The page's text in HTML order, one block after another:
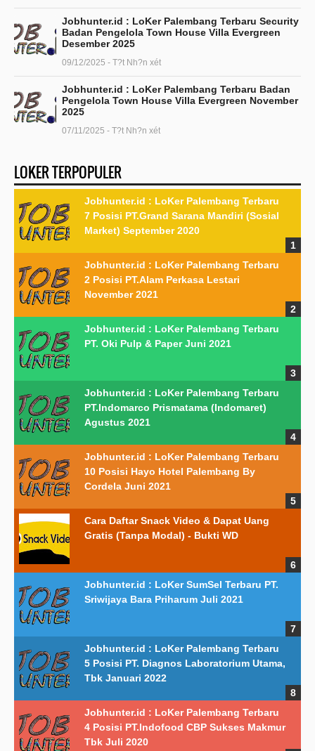
Jobhunter.id : LoKer Palembang Terbaru Security
Badan Pengelola Town House Villa Evergreen
Desember 2025
09/12/2025 - T?t Nh?n xét
Jobhunter.id : LoKer Palembang Terbaru Badan
Pengelola Town House Villa Evergreen November
2025
07/11/2025 - T?t Nh?n xét
LOKER TERPOPULER
Jobhunter.id : LoKer Palembang Terbaru
7 Posisi PT.Grand Sarana Mandiri (Sosial
Market) September 2020
Jobhunter.id : LoKer Palembang Terbaru
2 Posisi PT.Alam Perkasa Lestari
November 2021
Jobhunter.id : LoKer Palembang Terbaru
PT. Oki Pulp & Paper Juni 2021
Jobhunter.id : LoKer Palembang Terbaru
PT.Indomarco Prismatama (Indomaret)
Agustus 2021
Jobhunter.id : LoKer Palembang Terbaru
10 Posisi Hayo Hotel Palembang By
Cordela Juni 2021
Cara Daftar Snack Video & Dapat Uang
Gratis (Tanpa Modal) - Bukti WD
Jobhunter.id : LoKer SumSel Terbaru PT.
Sriwijaya Bara Priharum Juli 2021
Jobhunter.id : LoKer Palembang Terbaru
5 Posisi PT. Diagnos Laboratorium Utama,
Tbk Januari 2022
Jobhunter.id : LoKer Palembang Terbaru
4 Posisi PT.Indofood CBP Sukses Makmur
Tbk Juli 2020